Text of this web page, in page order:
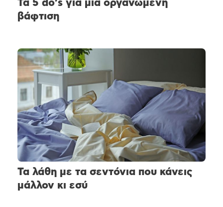
Τα 5 do’s για μια οργανωμένη
βάφτιση
Τα λάθη με τα σεντόνια που κάνεις
μάλλον κι εσύ